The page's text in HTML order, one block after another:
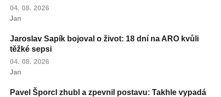
04. 08. 2026
Jan
Jaroslav Sapík bojoval o život: 18 dní na ARO kvůli
těžké sepsi
04. 08. 2026
Jan
Pavel Šporcl zhubl a zpevnil postavu: Takhle vypadá